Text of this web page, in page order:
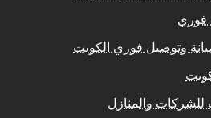
فوري
وتوصيل فوري الكويت
والمنازل